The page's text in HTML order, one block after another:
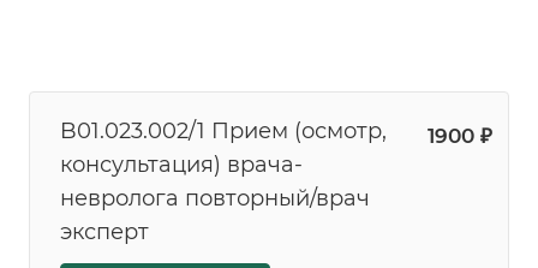
B01.023.002/1 Прием (осмотр,
консультация) врача-
невролога повторный/врач
эксперт
1900 ₽